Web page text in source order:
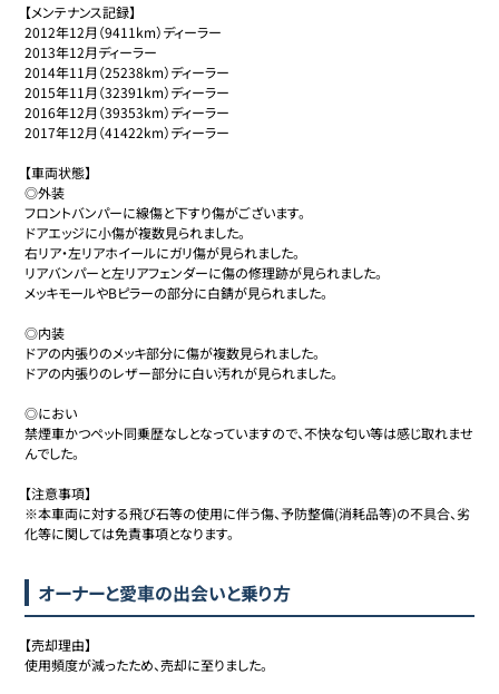
【メンテナンス記録】
2012年12月（9411km）ディーラー
2013年12月ディーラー
2014年11月（25238km）ディーラー
2015年11月（32391km）ディーラー
2016年12月（39353km）ディーラー
2017年12月（41422km）ディーラー
【車両状態】
◎外装
フロントバンパーに線傷と下すり傷がございます。
ドアエッジに小傷が複数見られました。
右リア・左リアホイールにガリ傷が見られました。
リアバンパーと左リアフェンダーに傷の修理跡が見られました。
メッキモールやBピラーの部分に白錆が見られました。
◎内装
ドアの内張りのメッキ部分に傷が複数見られました。
ドアの内張りのレザー部分に白い汚れが見られました。
◎におい
禁煙車かつペット同乗歴なしとなっていますので、不快な匂い等は感じ取れませ
んでした。
【注意事項】
※本車両に対する飛び石等の使用に伴う傷、予防整備(消耗品等)の不具合、劣
化等に関しては免責事項となります。
オーナーと愛車の出会いと乗り方
【売却理由】
使用頻度が減ったため、売却に至りました。